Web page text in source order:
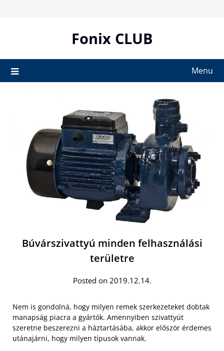
Fonix CLUB
Menu
Búvárszivattyú minden felhasználási
területre
Posted on 2019.12.14.
Nem is gondolná, hogy milyen remek szerkezeteket dobtak
manapság piacra a gyártók. Amennyiben szivattyút
szeretne beszerezni a háztartásába, akkor először érdemes
utánajárni, hogy milyen típusok vannak.